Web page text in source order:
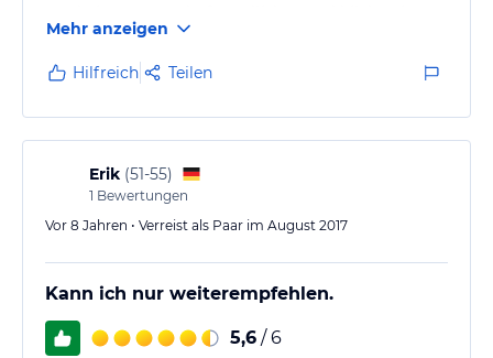
Gastgebern für einen entspanten Urlaub und
kommen gerne wieder.
Mehr anzeigen
Hilfreich Teilen
Erik (51-55)
1 Bewertungen
Vor 8 Jahren • Verreist als Paar im August 2017
Kann ich nur weiterempfehlen.
5,6 / 6